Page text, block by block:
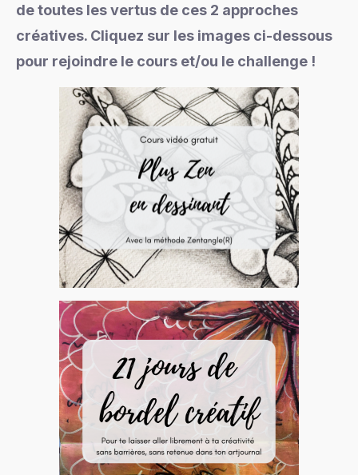
de toutes les vertus de ces 2 approches
créatives. Cliquez sur les images ci-dessous
pour rejoindre le cours et/ou le challenge !